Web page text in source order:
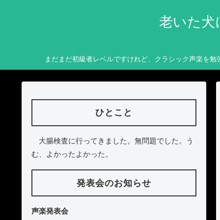
老いた
まだまだ初級者レベルですけれど、クラシック声楽を
ひとこと
大腸検査に行ってきました。無問題でした。う
む、よかったよかった。
発表会のお知らせ
声楽発表会